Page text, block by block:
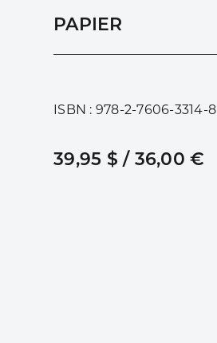
PAPIER
ISBN : 978-2-7606-3314-8
39,95 $ / 36,00 €